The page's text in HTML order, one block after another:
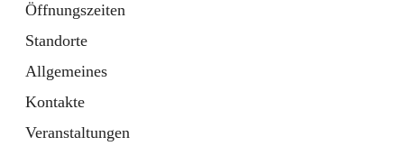
Öffnungszeiten
Standorte
Allgemeines
Kontakte
Veranstaltungen
Tab
Gemeindezeitung
Ordner
öffnet
in
neuem
Tab